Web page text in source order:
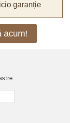
garanție
acum!